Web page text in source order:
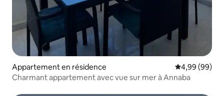
Appartement en résidence Évaluation
4,99 (99)
Charmant appartement avec vue sur mer à Annaba